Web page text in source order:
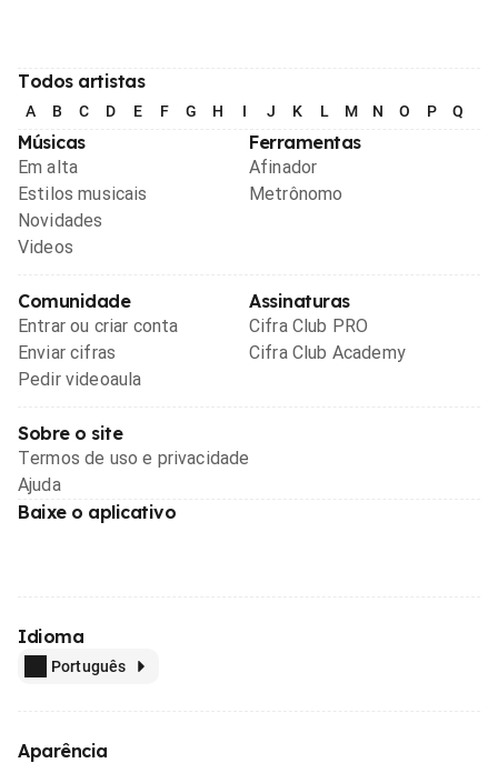
Todos artistas
A B C D E F G H I J K L M N O P Q
Músicas
Em alta
Estilos musicais
Novidades
Videos
Ferramentas
Afinador
Metrônomo
Comunidade
Entrar ou criar conta
Enviar cifras
Pedir videoaula
Assinaturas
Cifra Club PRO
Cifra Club Academy
Sobre o site
Termos de uso e privacidade
Ajuda
Baixe o aplicativo
Idioma
Português
Aparência